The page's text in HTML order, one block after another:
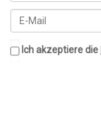
Ich akzeptiere die